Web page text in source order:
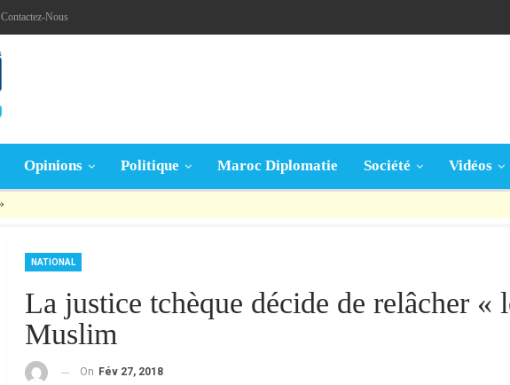
Contactez-Nous
Opinions Politique Maroc Diplomatie Société Vidéos
NATIONAL
La justice tchèque décide de relâcher «
Muslim
On Fév 27, 2018